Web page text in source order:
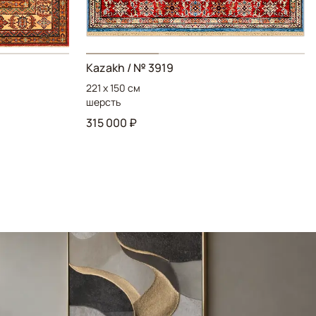
Kazakh / № 3919
221 x 150 см
шерсть
315 000 ₽